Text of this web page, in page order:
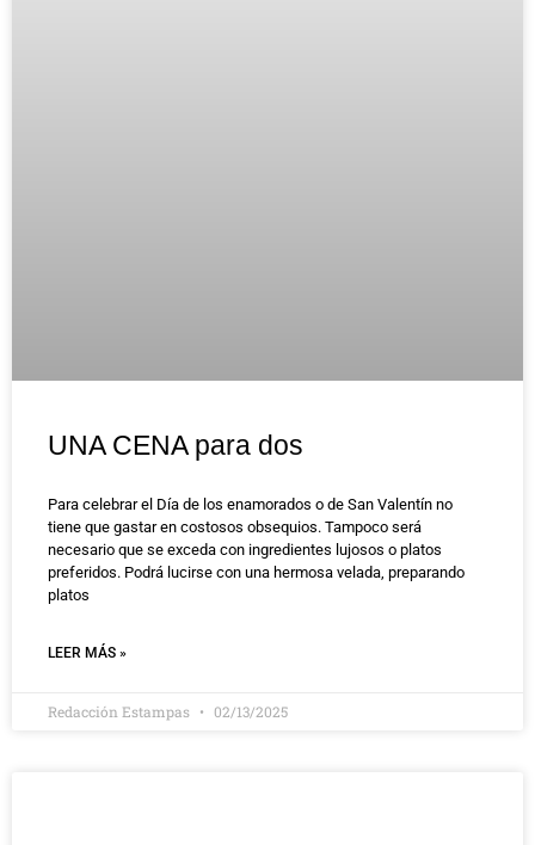
UNA CENA para dos
Para celebrar el Día de los enamorados o de San Valentín no
tiene que gastar en costosos obsequios. Tampoco será
necesario que se exceda con ingredientes lujosos o platos
preferidos. Podrá lucirse con una hermosa velada, preparando
platos
LEER MÁS »
Redacción Estampas 02/13/2025